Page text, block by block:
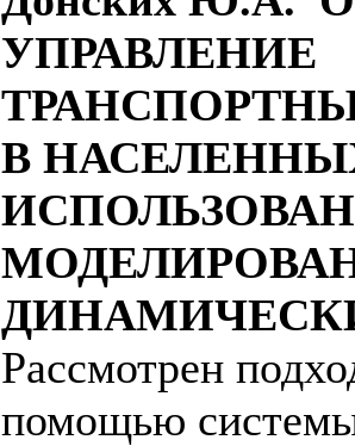
УПРАВЛЕНИЕ
В
Рассмотрен
помощью